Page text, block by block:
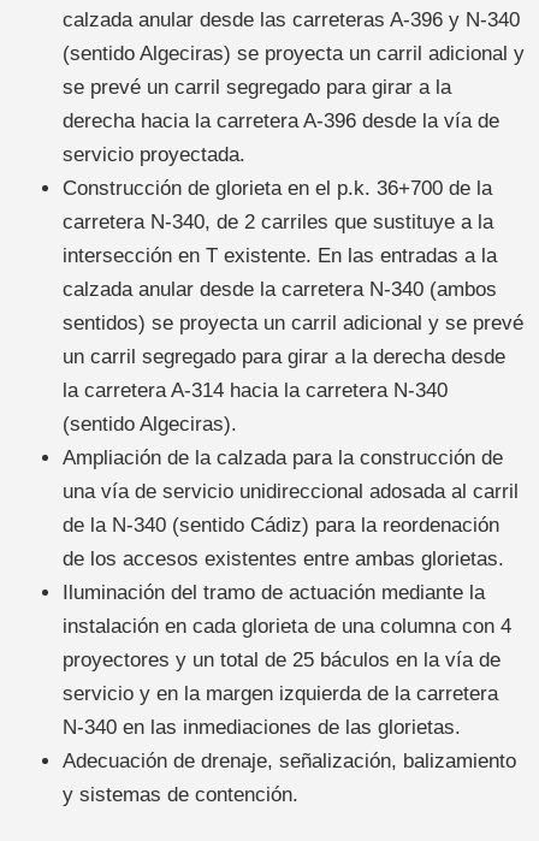
calzada anular desde las carreteras A-396 y N-340
(sentido Algeciras) se proyecta un carril adicional y
se prevé un carril segregado para girar a la
derecha hacia la carretera A-396 desde la vía de
servicio proyectada.
Construcción de glorieta en el p.k. 36+700 de la
carretera N-340, de 2 carriles que sustituye a la
intersección en T existente. En las entradas a la
calzada anular desde la carretera N-340 (ambos
sentidos) se proyecta un carril adicional y se prevé
un carril segregado para girar a la derecha desde
la carretera A-314 hacia la carretera N-340
(sentido Algeciras).
Ampliación de la calzada para la construcción de
una vía de servicio unidireccional adosada al carril
de la N-340 (sentido Cádiz) para la reordenación
de los accesos existentes entre ambas glorietas.
Iluminación del tramo de actuación mediante la
instalación en cada glorieta de una columna con 4
proyectores y un total de 25 báculos en la vía de
servicio y en la margen izquierda de la carretera
N-340 en las inmediaciones de las glorietas.
Adecuación de drenaje, señalización, balizamiento
y sistemas de contención.